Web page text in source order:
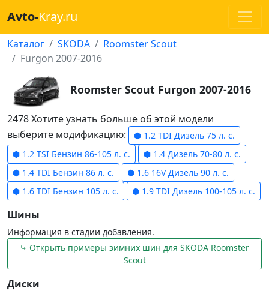
Avto-Kray.ru
Каталог SKODA
Roomster Scout
Furgon 2007-2016
Roomster Scout Furgon 2007-2016
2478 Хотите узнать больше об этой модели
выберите модификацию:
⬢ 1.2 TDI Дизель 75 л. с.
⬢ 1.2 TSI Бензин 86-105 л. с.
⬢ 1.4 Дизель 70-80 л. с.
⬢ 1.4 TDI Бензин 86 л. с.
⬢ 1.6 16V Дизель 90 л. с.
⬢ 1.6 TDI Бензин 105 л. с.
⬢ 1.9 TDI Дизель 100-105 л. с.
Шины
Информация в стадии добавления.
⤷ Открыть примеры зимних шин для SKODA Roomster
Scout
Диски